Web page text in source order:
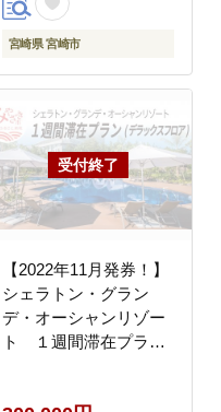
宮崎県 宮崎市
【2022年11月発券！】
シェラトン・グラン
デ・オーシャンリゾー
ト １週間滞在プラン